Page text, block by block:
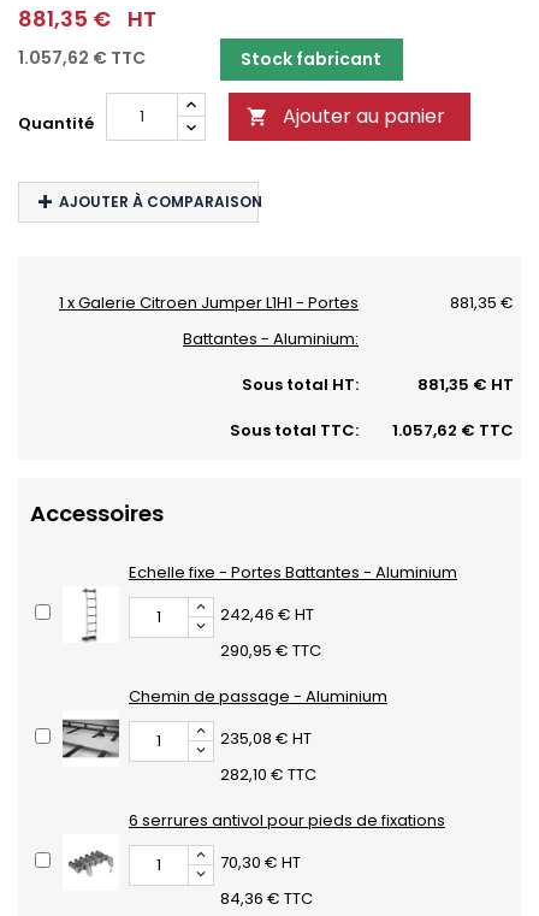
881,35 € HT
1.057,62 € TTC Stock fabricant
Quantité  Ajouter au panier
AJOUTER À COMPARAISON
1 x Galerie Citroen Jumper L1H1 - Portes
Battantes - Aluminium:
881,35 €
Sous total HT:
881,35 € HT
Sous total TTC:
1.057,62 € TTC
Accessoires
Echelle fixe - Portes Battantes - Aluminium
242,46 € HT
290,95 € TTC
Chemin de passage - Aluminium
235,08 € HT
282,10 € TTC
6 serrures antivol pour pieds de fixations
70,30 € HT
84,36 € TTC